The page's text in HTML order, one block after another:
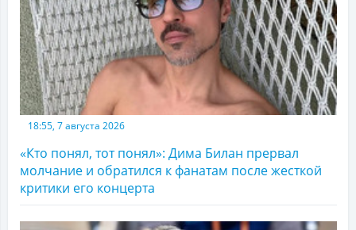
18:55, 7 августа 2026
«Кто понял, тот понял»: Дима Билан прервал
молчание и обратился к фанатам после жесткой
критики его концерта